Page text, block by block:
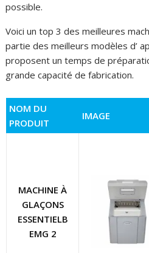
possible.
Voici un top 3 des meilleures
partie des meilleurs modèles d’
proposent un temps de
grande capacité de fabrication.
NOM DU
PRODUIT
IMAGE
MACHINE À
GLAÇONS
ESSENTIELB
EMG 2